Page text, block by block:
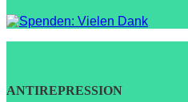
ANTIREPRESSION